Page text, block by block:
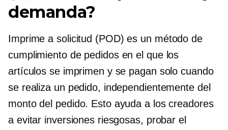
demanda?
Imprime a solicitud (POD) es un método de
cumplimiento de pedidos en el que los
artículos se imprimen y se pagan solo cuando
se realiza un pedido, independientemente del
monto del pedido. Esto ayuda a los creadores
a evitar inversiones riesgosas, probar el